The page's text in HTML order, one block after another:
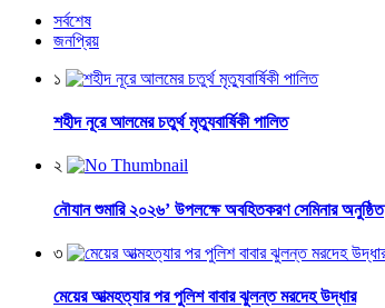
সর্বশেষ
জনপ্রিয়
১
শহীদ নূরে আলমের চতুর্থ মৃত্যুবার্ষিকী পালিত
২
নৌযান শুমারি ২০২৬’ উপলক্ষে অবহিতকরণ সেমিনার অনুষ্ঠিত
৩
মেয়ের আত্মহত্যার পর পুলিশ বাবার ঝুলন্ত মরদেহ উদ্ধার